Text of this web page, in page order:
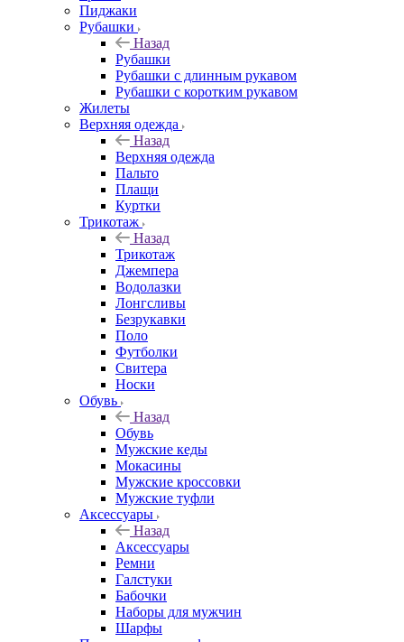
Пиджаки
Рубашки
Назад
Рубашки
Рубашки с длинным рукавом
Рубашки с коротким рукавом
Жилеты
Верхняя одежда
Назад
Верхняя одежда
Пальто
Плащи
Куртки
Трикотаж
Назад
Трикотаж
Джемпера
Водолазки
Лонгсливы
Безрукавки
Поло
Футболки
Свитера
Носки
Обувь
Назад
Обувь
Мужские кеды
Мокасины
Мужские кроссовки
Мужские туфли
Аксессуары
Назад
Аксессуары
Ремни
Галстуки
Бабочки
Наборы для мужчин
Шарфы